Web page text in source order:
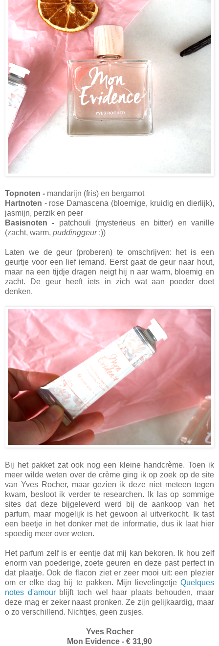
Topnoten - mandarijn (fris) en bergamot
Hartnoten - rose Damascena (bloemige, kruidig en dierlijk),
jasmijn, perzik en peer
Basisnoten - patchouli (mysterieus en bitter) en vanille
(zacht, warm, puddinggeur ;))
Laten we de geur (proberen) te omschrijven: het is een
geurtje voor een lief iemand. Eerst gaat de geur naar hout,
maar na een tijdje dragen neigt hij n aar warm, bloemig en
zacht. De geur heeft iets in zich wat aan poeder doet
denken.
Bij het pakket zat ook nog een kleine handcrème. Toen ik
meer wilde weten over de crème ging ik op zoek op de site
van Yves Rocher, maar gezien ik deze niet meteen tegen
kwam, besloot ik verder te researchen. Ik las op sommige
sites dat deze bijgeleverd werd bij de aankoop van het
parfum, maar mogelijk is het gewoon al uitverkocht. Ik tast
een beetje in het donker met de informatie, dus ik laat hier
spoedig meer over weten.
Het parfum zelf is er eentje dat mij kan bekoren. Ik hou zelf
enorm van poederige, zoete geuren en deze past perfect in
dat plaatje. Ook de flacon ziet er zeer mooi uit: een plezier
om er elke dag bij te pakken. Mijn lievelingetje Quelques
notes d'amourblijft toch wel haar plaats behouden, maar
deze mag er zeker naast pronken. Ze zijn gelijkaardig, maar
o zo verschillend. Nichtjes, geen zusjes.
Yves Rocher
Mon Evidence - € 31,90